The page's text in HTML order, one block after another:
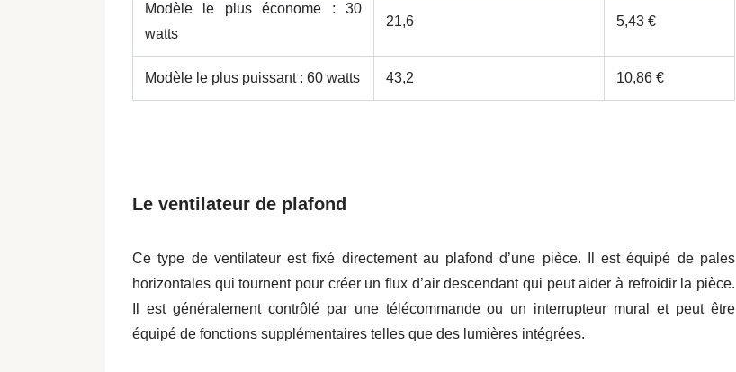
Modèle le plus économe : 30
watts
21,6 5,43 €
Modèle le plus puissant : 60 watts 43,2 10,86 €
Le ventilateur de plafond
Ce type de ventilateur est fixé directement au plafond d’une pièce. Il est équipé de pales
horizontales qui tournent pour créer un flux d’air descendant qui peut aider à refroidir la pièce.
Il est généralement contrôlé par une télécommande ou un interrupteur mural et peut être
équipé de fonctions supplémentaires telles que des lumières intégrées.